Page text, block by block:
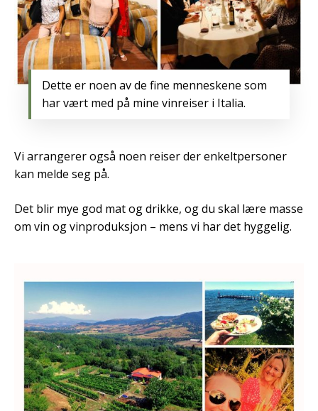
Dette er noen av de fine menneskene som
har vært med på mine vinreiser i Italia.
Vi arrangerer også noen reiser der enkeltpersoner
kan melde seg på.
Det blir mye god mat og drikke, og du skal lære masse
om vin og vinproduksjon – mens vi har det hyggelig.